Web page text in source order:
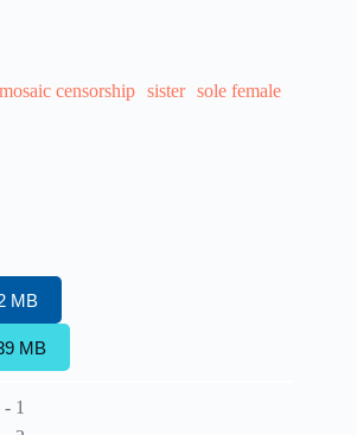
mosaic censorship sister sole female
MB
MB